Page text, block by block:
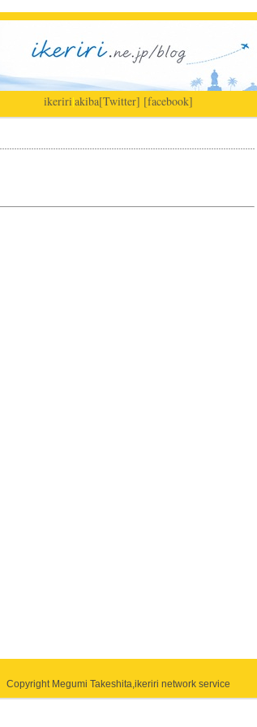
ikeriri|akiba[Twitter] [facebook]
Copyright Megumi Takeshita,ikeriri network service